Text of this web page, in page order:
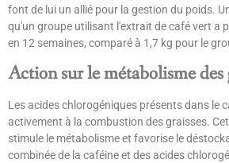
font de lui un allié pour la gestion du poids.
qu'un groupe utilisant l'extrait de café vert a
en 12 semaines, comparé à 1,7 kg pour le
Action sur le métabolisme des
Les acides chlorogéniques présents dans le
activement à la combustion des graisses.
stimule le métabolisme et favorise le
combinée de la caféine et des acides